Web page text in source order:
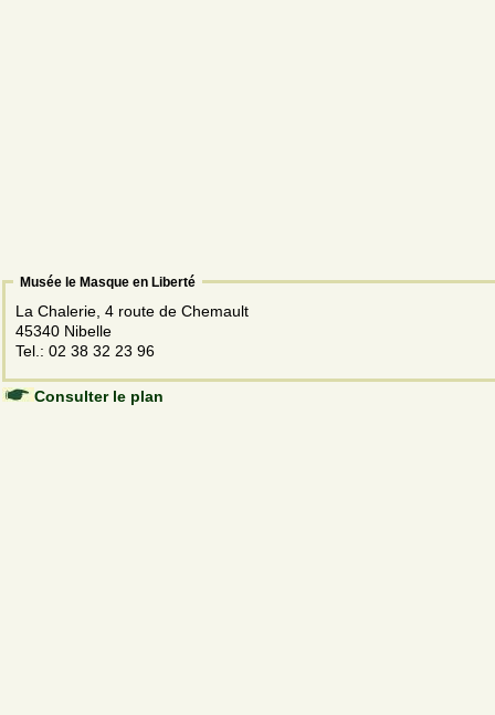
Musée le Masque en Liberté
La Chalerie, 4 route de Chemault
45340 Nibelle
Tel.: 02 38 32 23 96
Consulter le plan